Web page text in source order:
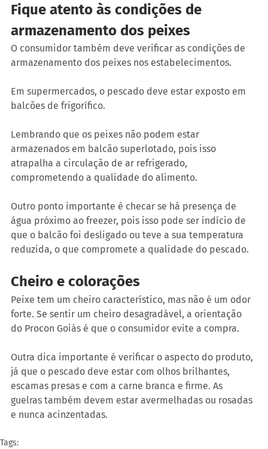
Fique atento às condições de
armazenamento dos peixes
O consumidor também deve verificar as condições de
armazenamento dos peixes nos estabelecimentos.
Em supermercados, o pescado deve estar exposto em
balcões de frigorífico.
Lembrando que os peixes não podem estar
armazenados em balcão superlotado, pois isso
atrapalha a circulação de ar refrigerado,
comprometendo a qualidade do alimento.
Outro ponto importante é checar se há presença de
água próximo ao freezer, pois isso pode ser indício de
que o balcão foi desligado ou teve a sua temperatura
reduzida, o que compromete a qualidade do pescado.
Cheiro e colorações
Peixe tem um cheiro característico, mas não é um odor
forte. Se sentir um cheiro desagradável, a orientação
do Procon Goiás é que o consumidor evite a compra.
Outra dica importante é verificar o aspecto do produto,
já que o pescado deve estar com olhos brilhantes,
escamas presas e com a carne branca e firme. As
guelras também devem estar avermelhadas ou rosadas
e nunca acinzentadas.
Tags: